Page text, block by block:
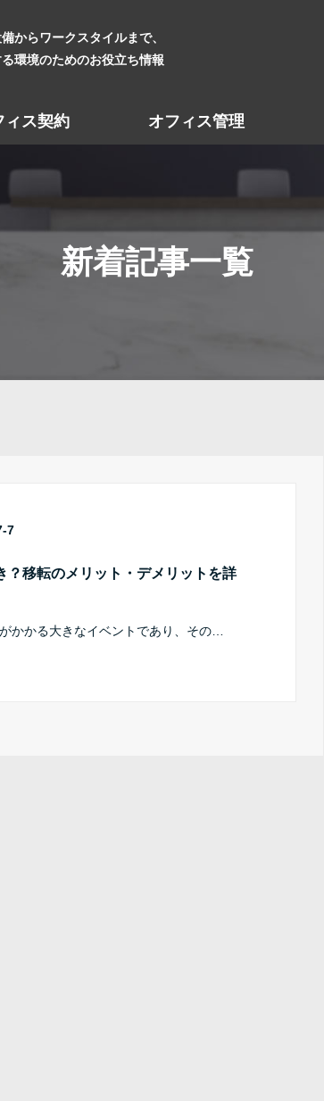
からワークスタイルまで、
環境のためのお役立ち情報
ィス契約 オフィス管理
新着記事一覧
7
？移転のメリット・デメリットを詳
かかる大きなイベントであり、その…